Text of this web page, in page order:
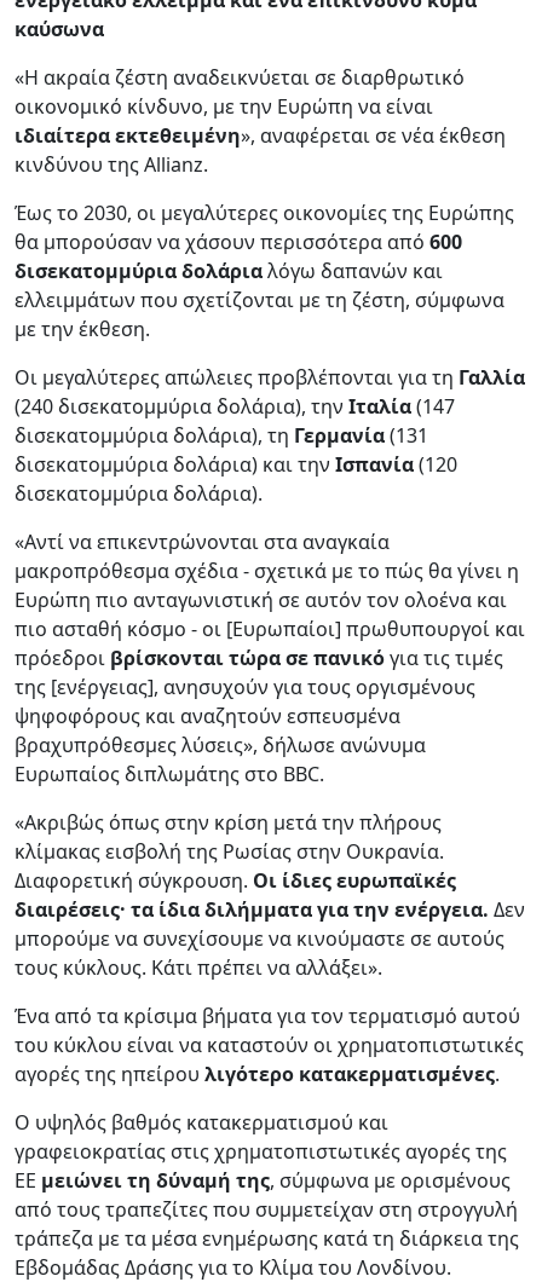
καύσωνα
«Η ακραία ζέστη αναδεικνύεται σε διαρθρωτικό
οικονομικό κίνδυνο, με την Ευρώπη να είναι
ιδιαίτερα εκτεθειμένη», αναφέρεται σε νέα έκθεση
κινδύνου της Allianz.
Έως το 2030, οι μεγαλύτερες οικονομίες της Ευρώπης
θα μπορούσαν να χάσουν περισσότερα από 600
δισεκατομμύρια δολάριαλόγω δαπανών και
ελλειμμάτων που σχετίζονται με τη ζέστη, σύμφωνα
με την έκθεση.
Οι μεγαλύτερες απώλειες προβλέπονται για τη Γαλλία
(240 δισεκατομμύρια δολάρια), την Ιταλία(147
δισεκατομμύρια δολάρια), τη Γερμανία(131
δισεκατομμύρια δολάρια) και την Ισπανία(120
δισεκατομμύρια δολάρια).
«Αντί να επικεντρώνονται στα αναγκαία
μακροπρόθεσμα σχέδια - σχετικά με το πώς θα γίνει η
Ευρώπη πιο ανταγωνιστική σε αυτόν τον ολοένα και
πιο ασταθή κόσμο - οι [Ευρωπαίοι] πρωθυπουργοί και
πρόεδροι βρίσκονται τώρα σε πανικόγια τις τιμές
της [ενέργειας], ανησυχούν για τους οργισμένους
ψηφοφόρους και αναζητούν εσπευσμένα
βραχυπρόθεσμες λύσεις», δήλωσε ανώνυμα
Ευρωπαίος διπλωμάτης στο BBC.
«Ακριβώς όπως στην κρίση μετά την πλήρους
κλίμακας εισβολή της Ρωσίας στην Ουκρανία.
Διαφορετική σύγκρουση. Οι ίδιες ευρωπαϊκές
διαιρέσεις· τα ίδια διλήμματα για την ενέργεια. Δεν
μπορούμε να συνεχίσουμε να κινούμαστε σε αυτούς
τους κύκλους. Κάτι πρέπει να αλλάξει».
Ένα από τα κρίσιμα βήματα για τον τερματισμό αυτού
του κύκλου είναι να καταστούν οι χρηματοπιστωτικές
αγορές της ηπείρου λιγότερο κατακερματισμένες.
Ο υψηλός βαθμός κατακερματισμού και
γραφειοκρατίας στις χρηματοπιστωτικές αγορές της
ΕΕ μειώνει τη δύναμή της, σύμφωνα με ορισμένους
από τους τραπεζίτες που συμμετείχαν στη στρογγυλή
τράπεζα με τα μέσα ενημέρωσης κατά τη διάρκεια της
Εβδομάδας Δράσης για το Κλίμα του Λονδίνου.